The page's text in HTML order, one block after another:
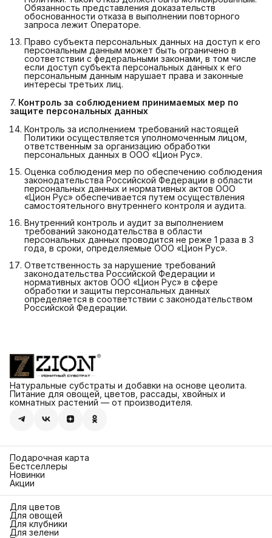
Обязанность представления доказательств
обоснованности отказа в выполнении повторного
запроса лежит Операторе.
Право субъекта персональных данных на доступ к его
персональным данным может быть ограничено в
соответствии с федеральными законами, в том числе
если доступ субъекта персональных данных к его
персональным данным нарушает права и законные
интересы третьих лиц.
7. Контроль за соблюдением принимаемых мер по
защите персональных данных
Контроль за исполнением требований настоящей
Политики осуществляется уполномоченным лицом,
ответственным за организацию обработки
персональных данных в ООО «Цион Рус».
Оценка соблюдения мер по обеспечению соблюдения
законодательства Российской Федерации в области
персональных данных и нормативных актов ООО
«Цион Рус» обеспечивается путем осуществления
самостоятельного внутреннего контроля и аудита.
Внутренний контроль и аудит за выполнением
требований законодательства в области
персональных данных проводится не реже 1 раза в 3
года, в сроки, определяемые ООО «Цион Рус».
Ответственность за нарушение требований
законодательства Российской Федерации и
нормативных актов ООО «Цион Рус» в сфере
обработки и защиты персональных данных
определяется в соответствии с законодательством
Российской Федерации.
Натуральные субстраты и добавки на основе цеолита.
Питание для овощей, цветов, рассады, хвойных и
комнатных растений — от производителя.
Подарочная карта
Бестселлеры
Новинки
Акции
Для цветов
Для овощей
Для клубники
Для зелени